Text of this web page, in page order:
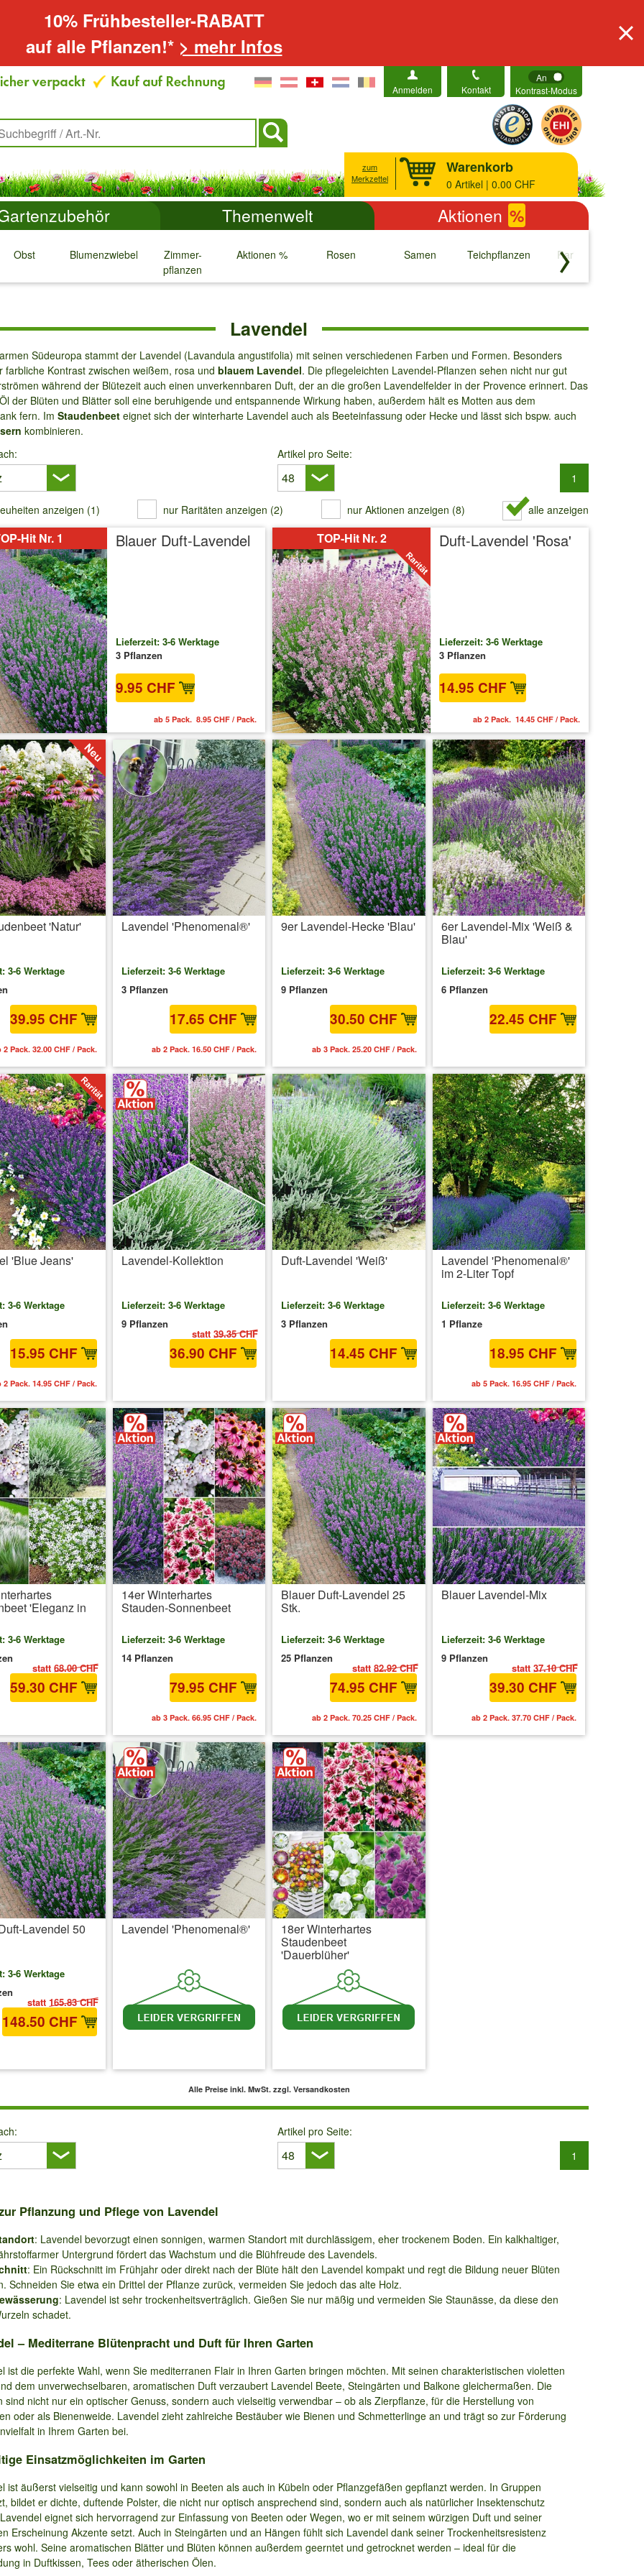
10% Frühbesteller-RABATT
auf alle Pflanzen!* > mehr Infos
Anmelden Kontakt
An
Kontrast-Modus
zum
Merkzettel
Warenkorb
0 Artikel | 0.00 CHF
Themenwelt Aktionen %
Obst Blumenzwiebeln
↓
Zimmer-
pflanzen
↓
Aktionen %
↓
Rosen
↓
Samen
↓
Teichpflanzen
↓
Raritäten
↓
Lavendel
Südeuropa stammt der Lavendel (Lavandula angustifolia) mit seinen verschiedenen Farben und Formen. Besonders
farbliche Kontrast zwischen weißem, rosa und blauem Lavendel. Die pflegeleichten Lavendel-Pflanzen sehen nicht nur gut
während der Blütezeit auch einen unverkennbaren Duft, der an die großen Lavendelfelder in der Provence erinnert. Das
der Blüten und Blätter soll eine beruhigende und entspannende Wirkung haben, außerdem hält es Motten aus dem
fern. Im Staudenbeet eignet sich der winterharte Lavendel auch als Beeteinfassung oder Hecke und lässt sich bspw. auch
kombinieren.
Artikel pro Seite:
1
anzeigen (1) nur Raritäten anzeigen (2) nur Aktionen anzeigen (8) alle anzeigen
Hit Nr. 1 Blauer Duft-Lavendel
Lieferzeit: 3-6 Werktage
3 Pflanzen
9.95 CHF
ab 5 Pack. 8.95 CHF / Pack.
TOP-Hit Nr. 2 Duft-Lavendel 'Rosa'
Lieferzeit: 3-6 Werktage
3 Pflanzen
14.95 CHF
ab 2 Pack. 14.45 CHF / Pack.
'Natur'
3-6 Werktage
39.95 CHF
2 Pack. 32.00 CHF / Pack.
Lavendel 'Phenomenal®'
Lieferzeit: 3-6 Werktage
3 Pflanzen
17.65 CHF
ab 2 Pack. 16.50 CHF / Pack.
9er Lavendel-Hecke 'Blau'
Lieferzeit: 3-6 Werktage
9 Pflanzen
30.50 CHF
ab 3 Pack. 25.20 CHF / Pack.
6er Lavendel-Mix 'Weiß &
Blau'
Lieferzeit: 3-6 Werktage
6 Pflanzen
22.45 CHF
'Blue Jeans'
3-6 Werktage
15.95 CHF
2 Pack. 14.95 CHF / Pack.
Lavendel-Kollektion
statt 39.35 CHF
Lieferzeit: 3-6 Werktage
9 Pflanzen
36.90 CHF
Duft-Lavendel 'Weiß'
Lieferzeit: 3-6 Werktage
3 Pflanzen
14.45 CHF
Lavendel 'Phenomenal®'
im 2-Liter Topf
Lieferzeit: 3-6 Werktage
1 Pflanze
18.95 CHF
ab 5 Pack. 16.95 CHF / Pack.
'Eleganz in
statt 68.00 CHF
3-6 Werktage
59.30 CHF
14er Winterhartes
Stauden-Sonnenbeet
Lieferzeit: 3-6 Werktage
14 Pflanzen
79.95 CHF
ab 3 Pack. 66.95 CHF / Pack.
Blauer Duft-Lavendel 25
Stk.
statt 82.92 CHF
Lieferzeit: 3-6 Werktage
25 Pflanzen
74.95 CHF
ab 2 Pack. 70.25 CHF / Pack.
Blauer Lavendel-Mix
statt 37.10 CHF
Lieferzeit: 3-6 Werktage
9 Pflanzen
39.30 CHF
ab 2 Pack. 37.70 CHF / Pack.
Lavendel 50
statt 165.83 CHF
3-6 Werktage
148.50 CHF
Lavendel 'Phenomenal®' 18er Winterhartes
Staudenbeet
'Dauerblüher'
Alle Preise inkl. MwSt. zzgl. Versandkosten
Artikel pro Seite:
1
Pflanzung und Pflege von Lavendel
: Lavendel bevorzugt einen sonnigen, warmen Standort mit durchlässigem, eher trockenem Boden. Ein kalkhaltiger,
Untergrund fördert das Wachstum und die Blühfreude des Lavendels.
: Ein Rückschnitt im Frühjahr oder direkt nach der Blüte hält den Lavendel kompakt und regt die Bildung neuer Blüten
Schneiden Sie etwa ein Drittel der Pflanze zurück, vermeiden Sie jedoch das alte Holz.
: Lavendel ist sehr trockenheitsverträglich. Gießen Sie nur mäßig und vermeiden Sie Staunässe, da diese den
schadet.
– Mediterrane Blütenpracht und Duft für Ihren Garten
ist die perfekte Wahl, wenn Sie mediterranen Flair in Ihren Garten bringen möchten. Mit seinen charakteristischen violetten
dem unverwechselbaren, aromatischen Duft verzaubert Lavendel Beete, Steingärten und Balkone gleichermaßen. Die
sind nicht nur ein optischer Genuss, sondern auch vielseitig verwendbar – ob als Zierpflanze, für die Herstellung von
oder als Bienenweide. Lavendel zieht zahlreiche Bestäuber wie Bienen und Schmetterlinge an und trägt so zur Förderung
in Ihrem Garten bei.
Einsatzmöglichkeiten im Garten
ist äußerst vielseitig und kann sowohl in Beeten als auch in Kübeln oder Pflanzgefäßen gepflanzt werden. In Gruppen
bildet er dichte, duftende Polster, die nicht nur optisch ansprechend sind, sondern auch als natürlicher Insektenschutz
eignet sich hervorragend zur Einfassung von Beeten oder Wegen, wo er mit seinem würzigen Duft und seiner
Erscheinung Akzente setzt. Auch in Steingärten und an Hängen fühlt sich Lavendel dank seiner Trockenheitsresistenz
wohl. Seine aromatischen Blätter und Blüten können außerdem geerntet und getrocknet werden – ideal für die
in Duftkissen, Tees oder ätherischen Ölen.